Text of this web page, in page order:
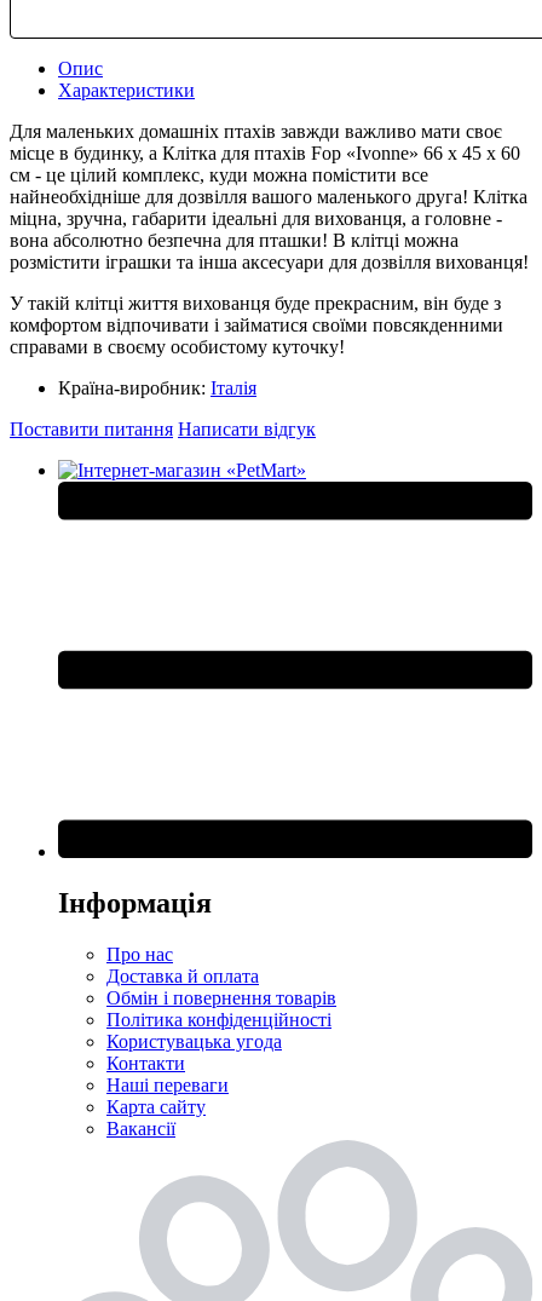
Опис
Характеристики
Для маленьких домашніх птахів завжди важливо мати своє
місце в будинку, а Клітка для птахів Fop «Ivonne» 66 x 45 x 60
см - це цілий комплекс, куди можна помістити все
найнеобхідніше для дозвілля вашого маленького друга! Клітка
міцна, зручна, габарити ідеальні для вихованця, а головне -
вона абсолютно безпечна для пташки! В клітці можна
розмістити іграшки та інша аксесуари для дозвілля вихованця!
У такій клітці життя вихованця буде прекрасним, він буде з
комфортом відпочивати і займатися своїми повсякденними
справами в своєму особистому куточку!
Країна-виробник: Італія
Поставити питання Написати відгук
Інформація
Про нас
Доставка й оплата
Обмін і повернення товарів
Політика конфіденційності
Користувацька угода
Контакти
Наші переваги
Карта сайту
Вакансії